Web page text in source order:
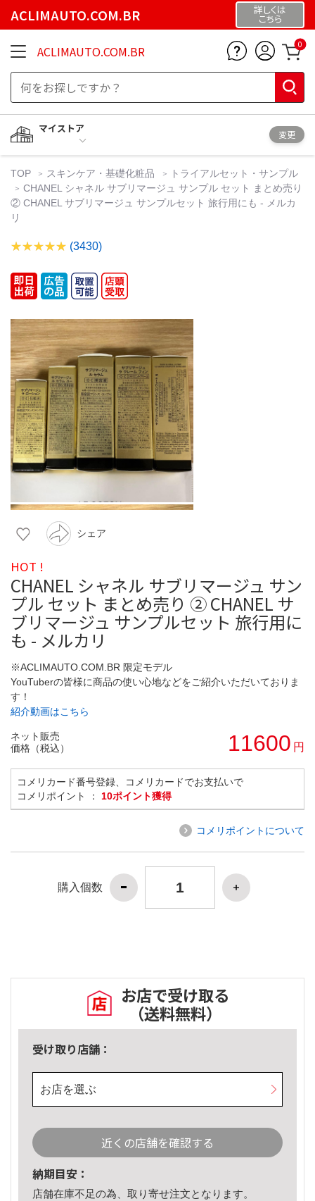
ACLIMAUTO.COM.BR 詳しくは
こちら
ACLIMAUTO.COM.BR 0
マイストア
変更
TOP スキンケア・基礎化粧品
トライアルセット・サンプル
CHANEL シャネル サブリマージュ サンプル セット まとめ売り
② CHANEL サブリマージュ サンプルセット 旅行用にも - メルカ
リ
(3430)
シェア
HOT !
CHANEL シャネル サブリマージュ サン
プル セット まとめ売り ② CHANEL サ
ブリマージュ サンプルセット 旅行用に
も - メルカリ
※ACLIMAUTO.COM.BR 限定モデル
YouTuberの皆様に商品の使い心地などをご紹介いただいておりま
す！
紹介動画はこちら
ネット販売
価格（税込）
11600 円
コメリカード番号登録、コメリカードでお支払いで
コメリポイント ： 10ポイント獲得
コメリポイントについて
購入個数
お店で受け取る
（送料無料）
受け取り店舗：
お店を選ぶ
近くの店舗を確認する
納期目安：
店舗在庫不足の為、取り寄せ注文となります。